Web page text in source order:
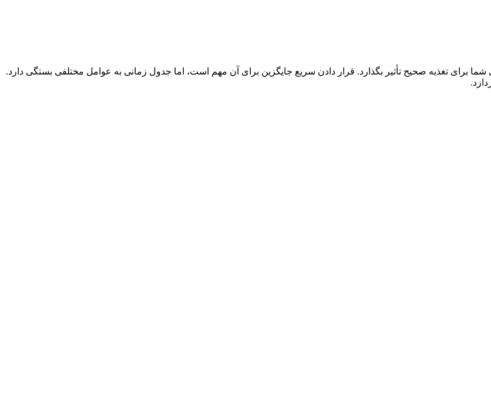
شما برای تغذیه صحیح تأثیر بگذارد. قرار دادن سریع جایگزین برای آن مهم است، اما جدول زمانی به عوامل مختلفی بستگی دارد.